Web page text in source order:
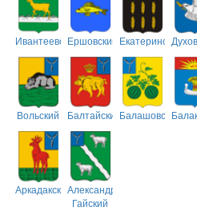
ИвантеевскийЕршовский Екатериновский
Вольский БалтайскийБалашовский
АркадакскийАлександрово-
Гайский